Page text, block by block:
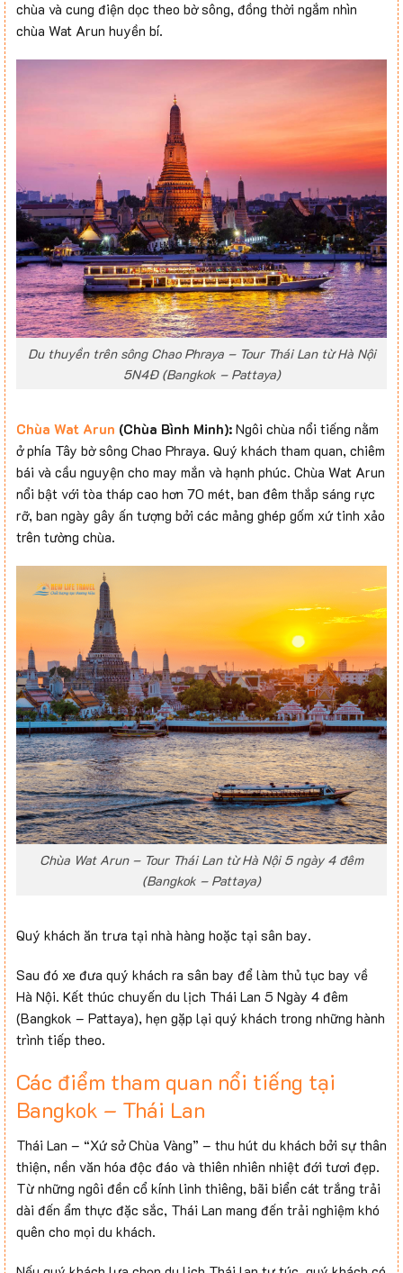
chùa và cung điện dọc theo bờ sông, đồng thời ngắm nhìn
chùa Wat Arun huyền bí.
Du thuyền trên sông Chao Phraya – Tour Thái Lan từ Hà Nội
5N4Đ (Bangkok – Pattaya)
Chùa Wat Arun (Chùa Bình Minh): Ngôi chùa nổi tiếng nằm
ở phía Tây bờ sông Chao Phraya. Quý khách tham quan, chiêm
bái và cầu nguyện cho may mắn và hạnh phúc. Chùa Wat Arun
nổi bật với tòa tháp cao hơn 70 mét, ban đêm thắp sáng rực
rỡ, ban ngày gây ấn tượng bởi các mảng ghép gốm xứ tinh xảo
trên tường chùa.
Chùa Wat Arun – Tour Thái Lan từ Hà Nội 5 ngày 4 đêm
(Bangkok – Pattaya)
Quý khách ăn trưa tại nhà hàng hoặc tại sân bay.
Sau đó xe đưa quý khách ra sân bay để làm thủ tục bay về
Hà Nội. Kết thúc chuyến du lịch Thái Lan 5 Ngày 4 đêm
(Bangkok – Pattaya), hẹn gặp lại quý khách trong những hành
trình tiếp theo.
Các điểm tham quan nổi tiếng tại
Bangkok – Thái Lan
Thái Lan – “Xứ sở Chùa Vàng” – thu hút du khách bởi sự thân
thiện, nền văn hóa độc đáo và thiên nhiên nhiệt đới tươi đẹp.
Từ những ngôi đền cổ kính linh thiêng, bãi biển cát trắng trải
dài đến ẩm thực đặc sắc, Thái Lan mang đến trải nghiệm khó
quên cho mọi du khách.